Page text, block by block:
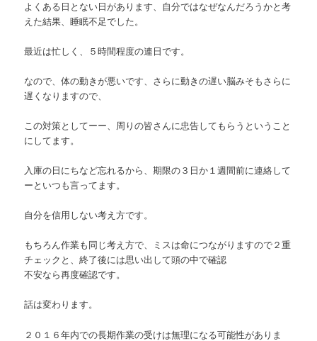
よくある日とない日があります、自分ではなぜなんだろうかと考
えた結果、睡眠不足でした。
最近は忙しく、５時間程度の連日です。
なので、体の動きが悪いです、さらに動きの遅い脳みそもさらに
遅くなりますので、
この対策としてーー、周りの皆さんに忠告してもらうということ
にしてます。
入庫の日にちなど忘れるから、期限の３日か１週間前に連絡して
ーといつも言ってます。
自分を信用しない考え方です。
もちろん作業も同じ考え方で、ミスは命につながりますので２重
チェックと、終了後には思い出して頭の中で確認
不安なら再度確認です。
話は変わります。
２０１６年内での長期作業の受けは無理になる可能性がありま